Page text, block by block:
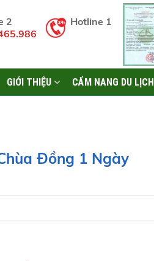
Hotline 1
2
GIỚI THIỆU CẨM NANG DU LỊCH
Đồng 1 Ngày